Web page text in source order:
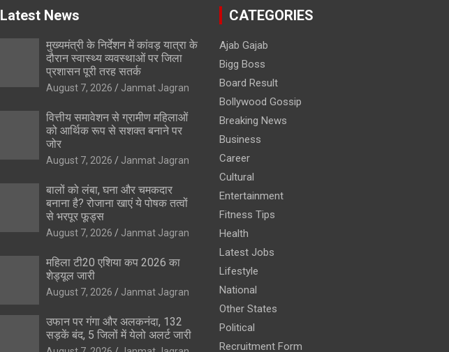
Latest News
मुख्यमंत्री के निर्देशन में कांवड़ यात्रा के
दौरान स्वास्थ्य व्यवस्थाओं पर जिला
प्रशासन पूरी तरह सतर्क
August 7, 2026 Janmat Jagran
वित्तीय समावेशन से ग्रामीण महिलाओं
को आर्थिक रूप से सशक्त बनाने पर
जोर
August 7, 2026 Janmat Jagran
बालों को लंबा, घना और चमकदार
बनाना है? रोजाना खाएं ये पोषक तत्वों
से भरपूर फूड्स
August 7, 2026 Janmat Jagran
महिला टी20 एशिया कप 2026 का
शेड्यूल जारी
August 7, 2026 Janmat Jagran
उफान पर गंगा और अलकनंदा, 132
सड़कें बंद, 5 जिलों में येलो अलर्ट जारी
CATEGORIES
Ajab Gajab
Bigg Boss
Board Result
Bollywood Gossip
Breaking News
Business
Career
Cultural
Entertainment
Fitness Tips
Health
Latest Jobs
Lifestyle
National
Other States
Political
Recruitment Form